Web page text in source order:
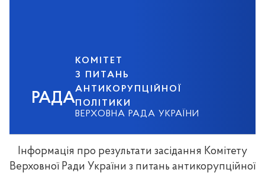
РАДА
КОМІТЕТ
З ПИТАНЬ
АНТИКОРУПЦІЙНОЇ
ПОЛІТИКИ
ВЕРХОВНА РАДА УКРАЇНИ
Інформація про результати засідання Комітету
Верховної Ради України з питань антикорупційної